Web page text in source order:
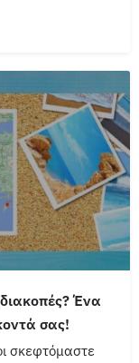
Ένα
σας!
σκεφτόμαστε